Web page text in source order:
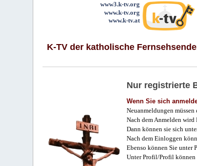
www3.k-tv.org
www.k-tv.org
www.k-tv.at
K-TV der katholische
Nur registrierte
Wenn Sie sich
Neuanmeldungen
Nach dem Anmelden wird
Dann können sie sich
Nach dem Einloggen
Ebenso können Sie unter
Unter Profil/Profil können